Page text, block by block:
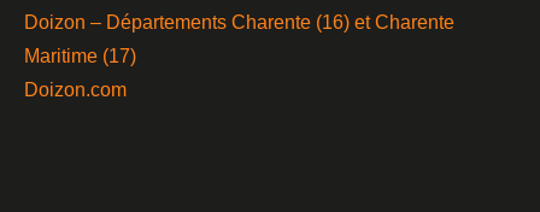
Doizon – Départements Charente (16) et Charente
Maritime (17)
Doizon.com